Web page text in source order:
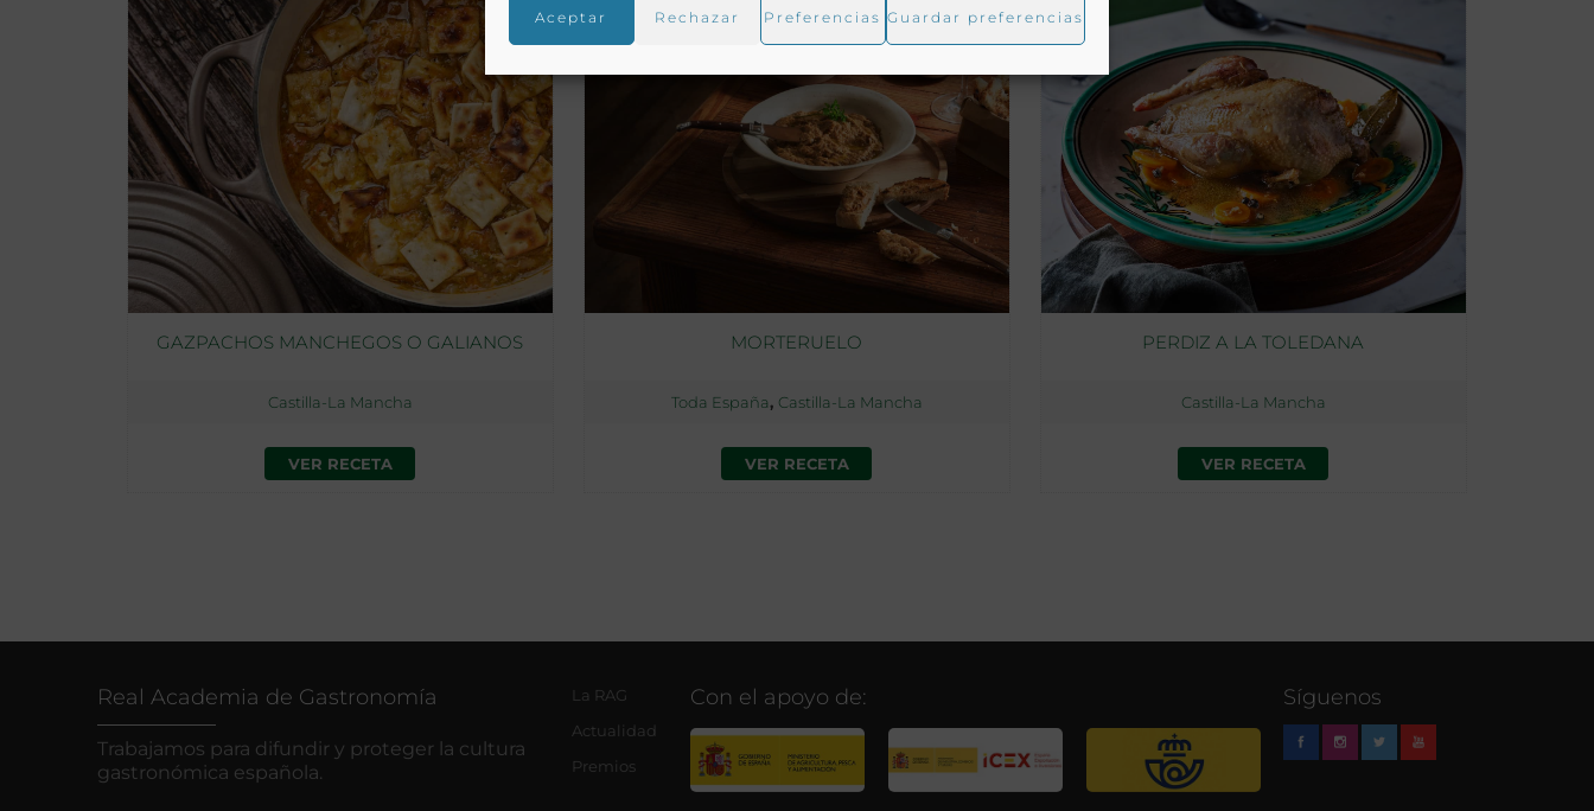
Aceptar Rechazar Preferencias Guardar preferencias
GAZPACHOS MANCHEGOS O GALIANOS
Castilla-La Mancha
VER RECETA
MORTERUELO
Toda España, Castilla-La Mancha
VER RECETA
PERDIZ A LA TOLEDANA
Castilla-La Mancha
VER RECETA
Real Academia de Gastronomía
Trabajamos para difundir y proteger la cultura
gastronómica española.
La RAG
Actualidad
Premios
Con el apoyo de: Síguenos